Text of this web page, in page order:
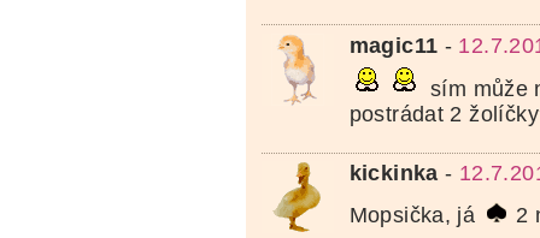
magic11 -
sím může
postrádat 2
kickinka -
Mopsička, já
2